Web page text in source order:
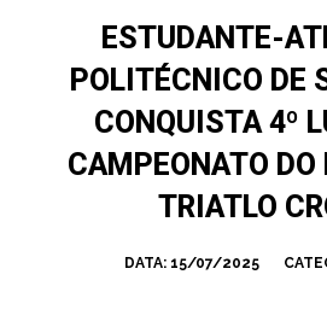
ESTUDANTE-
POLITÉCNICO DE
CONQUISTA 4º
CAMPEONATO DO
TRIATLO
DATA: 15/07/2025